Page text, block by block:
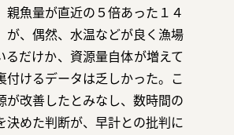
親魚量が直近の５倍あった１４
が、偶然、水温などが良く漁場
るだけか、資源量自体が増えて
付けるデータは乏しかった。こ
が改善したとみなし、数時間の
決めた判断が、早計との批判に